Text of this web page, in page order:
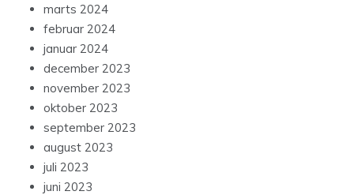
marts 2024
februar 2024
januar 2024
december 2023
november 2023
oktober 2023
september 2023
august 2023
juli 2023
juni 2023